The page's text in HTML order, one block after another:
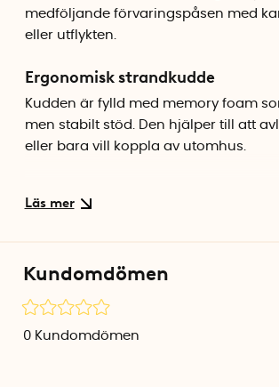
medföljande förvaringspåsen med
eller utflykten.
Ergonomisk strandkudde
Kudden är fylld med memory foam
men stabilt stöd. Den hjälper till att
eller bara vill koppla av utomhus.
Vattenavvisande överdrag i
Det avtagbart överdraget är
Kundomdömen
0 Kundomdömen